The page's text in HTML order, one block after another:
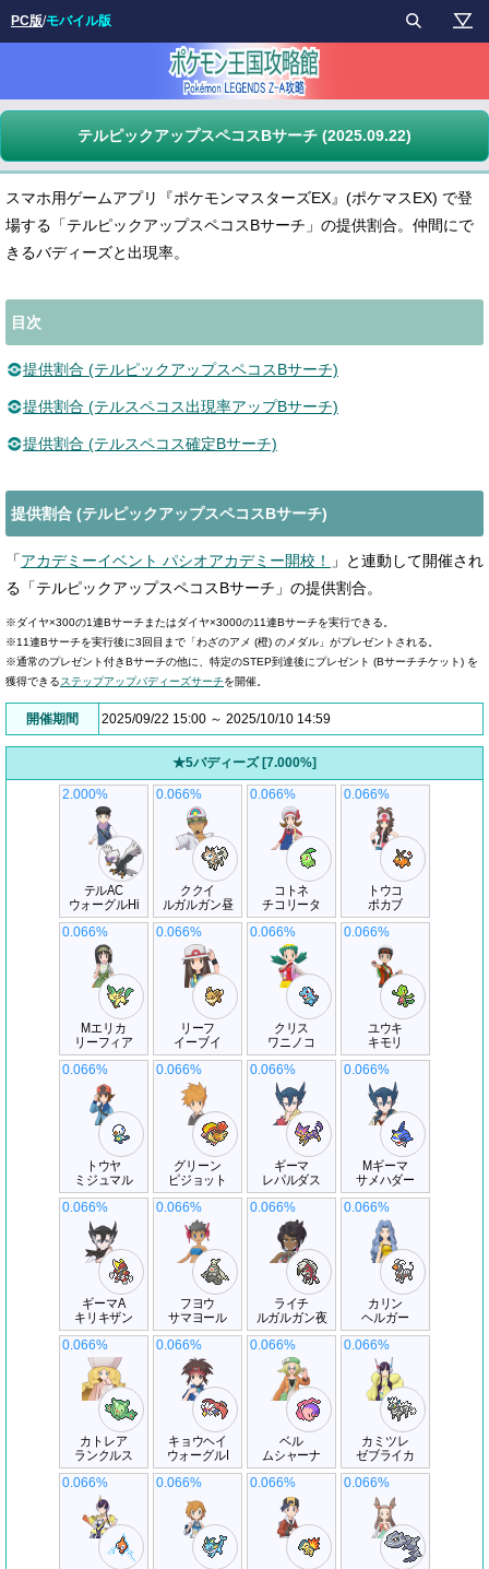
テルピックアップスペコスBサーチ (2025.09.22)
スマホ用ゲームアプリ『ポケモンマスターズEX』(ポケマスEX) で登
場する「テルピックアップスペコスBサーチ」の提供割合。仲間にで
きるバディーズと出現率。
目次
提供割合 (テルピックアップスペコスBサーチ)
提供割合 (テルスペコス出現率アップBサーチ)
提供割合 (テルスペコス確定Bサーチ)
提供割合 (テルピックアップスペコスBサーチ)
「アカデミーイベント パシオアカデミー開校！
」と連動して開催され
る「テルピックアップスペコスBサーチ」の提供割合。
※ダイヤ×300の1連Bサーチまたはダイヤ×3000の11連Bサーチを実行できる。
※11連Bサーチを実行後に3回目まで「わざのアメ (橙) のメダル」がプレゼントされる。
※通常のプレゼント付きBサーチの他に、特定のSTEP到達後にプレゼント (Bサーチチケット) を
獲得できるステップアップバディーズサーチを開催。
開催期間 2025/09/22 15:00 ～ 2025/10/10 14:59
★5バディーズ [7.000%]
テルAC
ウォーグルHi
2.000%
ククイ
ルガルガン昼
0.066%
コトネ
チコリータ
0.066%
トウコ
ポカブ
0.066%
Mエリカ
リーフィア
0.066%
リーフ
イーブイ
0.066%
クリス
ワニノコ
0.066%
ユウキ
キモリ
0.066%
トウヤ
ミジュマル
0.066%
グリーン
ピジョット
0.066%
ギーマ
レパルダス
0.066%
Mギーマ
サメハダー
0.066%
ギーマA
キリキザン
0.066%
フヨウ
サマヨール
0.066%
ライチ
ルガルガン夜
0.066%
カリン
ヘルガー
0.066%
カトレア
ランクルス
0.066%
キョウヘイ
ウォーグルI
0.066%
ベル
ムシャーナ
0.066%
カミツレ
ゼブライカ
0.066%
0.066% 0.066% 0.066% 0.066%
PC版/モバイル版